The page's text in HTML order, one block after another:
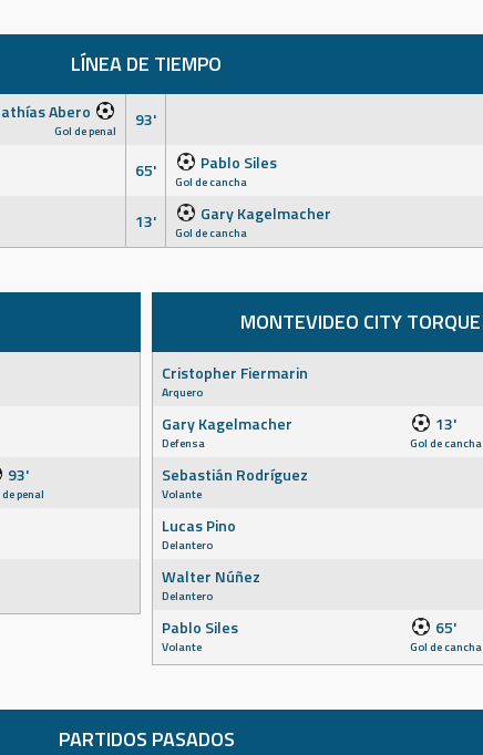
LÍNEA DE TIEMPO
Abero
Gol de penal 93'
65' Pablo Siles
Gol de cancha
13' Gary Kagelmacher
Gol de cancha
93'
penal
MONTEVIDEO CITY TORQUE
Cristopher Fiermarin
Arquero
Gary Kagelmacher
Defensa
13'
Gol de cancha
Sebastián Rodríguez
Volante
Lucas Pino
Delantero
Walter Núñez
Delantero
Pablo Siles
Volante
65'
Gol de cancha
PARTIDOS PASADOS